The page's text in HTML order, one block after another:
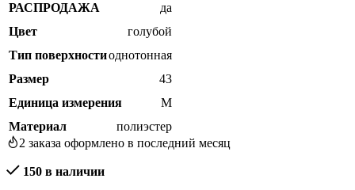
РАСПРОДАЖА
да
Цвет
голубой
Тип поверхностиоднотонная
Размер
43
Единица измерения
М
Материал
полиэстер
2 заказа оформлено в последний месяц
150 в наличии